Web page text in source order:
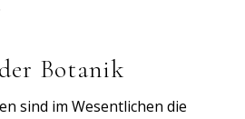
Botanik
sind im Wesentlichen die